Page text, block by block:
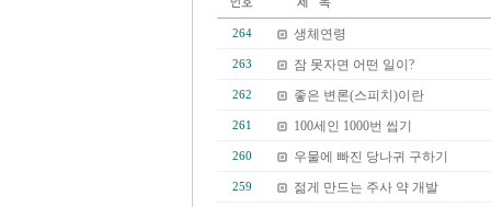
264 생체연령
263 잠 못자면 어떤 일이?
262 좋은 변론(스피치)이란
261 100세인 1000번 씹기
260 우물에 빠진 당나귀 구하기
259 젊게 만드는 주사 약 개발